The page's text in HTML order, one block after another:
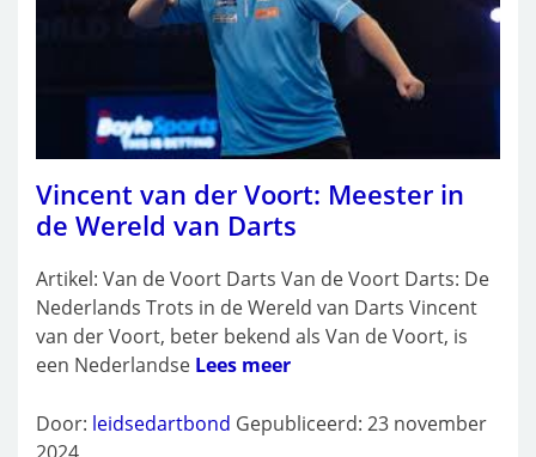
Vincent van der Voort: Meester in
de Wereld van Darts
Artikel: Van de Voort Darts Van de Voort Darts: De
Nederlands Trots in de Wereld van Darts Vincent
van der Voort, beter bekend als Van de Voort, is
een Nederlandse Lees meer
Door: leidsedartbond Gepubliceerd: 23 november